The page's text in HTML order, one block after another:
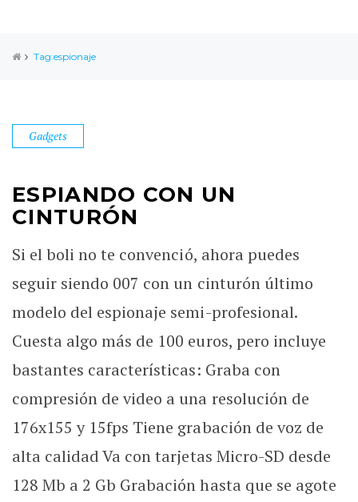
Tag:espionaje
Gadgets
ESPIANDO CON UN
CINTURÓN
Si el boli no te convenció, ahora puedes
seguir siendo 007 con un cinturón último
modelo del espionaje semi-profesional.
Cuesta algo más de 100 euros, pero incluye
bastantes características: Graba con
compresión de video a una resolución de
176x155 y 15fps Tiene grabación de voz de
alta calidad Va con tarjetas Micro-SD desde
128 Mb a 2 Gb Grabación hasta que se agote